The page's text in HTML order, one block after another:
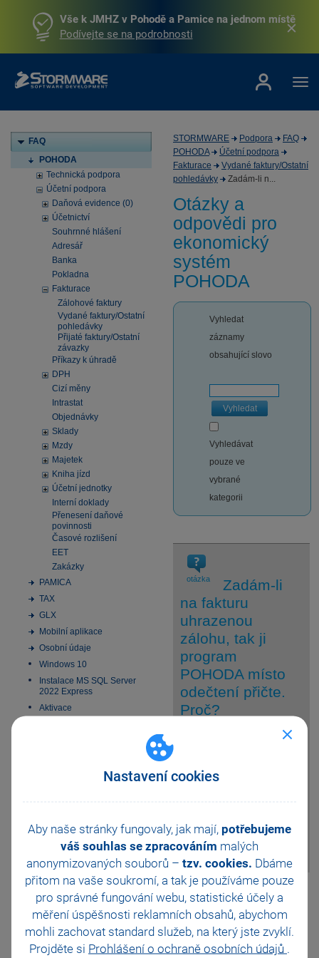
Nastavení cookies
Aby naše stránky fungovaly, jak mají, potřebujeme
váš souhlas se zpracováním malých
anonymizovaných souborů – tzv. cookies. Dbáme
přitom na vaše soukromí, a tak je používáme pouze
pro správné fungování webu, statistické účely a
měření úspěšnosti reklamních obsahů, abychom
mohli zachovat standard služeb, na který jste zvyklí.
Projděte si Prohlášení o ochraně osobních údajů .
Vše k JMHZ v Pohodě a Pamice na jednom místě
Podívejte se na podrobnosti
FAQ
POHODA
Technická podpora
Účetní podpora
Daňová evidence (0)
Účetnictví
Souhrnné hlášení
Adresář
Banka
Pokladna
Fakturace
Zálohové faktury
Vydané faktury/Ostatní
pohledávky
Přijaté faktury/Ostatní
závazky
Příkazy k úhradě
DPH
Cizí měny
Intrastat
Objednávky
Sklady
Mzdy
Majetek
Kniha jízd
Účetní jednotky
Interní doklady
Přenesení daňové
povinnosti
Časové rozlišení
EET
Zakázky
PAMICA
TAX
GLX
Mobilní aplikace
Osobní údaje
Windows 10
Instalace MS SQL Server
2022 Express
Aktivace
Platební terminály
Doporučení pro zálohování
Zabezpečení
Příspěvkové organizace
Legislativa od 1. 1. 2024
JMHZ v Pohodě a Pamice
Obecný internetový obchod
STORMWARE Podpora
FAQ
POHODA
Účetní podpora
Fakturace
Vydané faktury/Ostatní
pohledávky
Zadám-li n...
Otázky a
odpovědi pro
ekonomický
systém
POHODA
Vyhledat
záznamy
obsahující slovo
Vyhledat
Vyhledávat
pouze ve
vybrané
kategorii
otázka
Zadám-li
na fakturu
uhrazenou
zálohu, tak ji
program
POHODA místo
odečtení přičte.
Proč?
zálohy je nutné vždy uvést
záporně.
Pomohla Vám tato
odpověď?
Ano
Nevím